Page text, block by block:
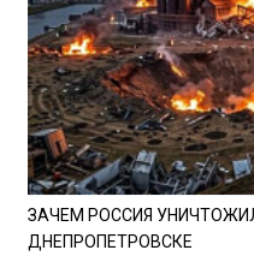
ЗАЧЕМ РОССИЯ
ДНЕПРОПЕТРОВСКЕ